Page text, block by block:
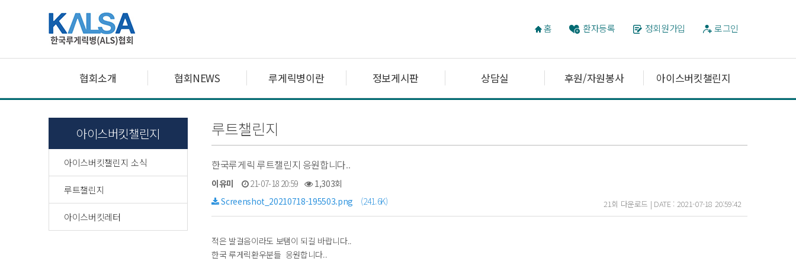
홈 환자등록 정회원가입 로그인
협회소개 협회NEWS 루게릭병이란 정보게시판 상담실 후원/자원봉사 아이스버킷챌린지
아이스버킷챌린지
아이스버킷챌린지 소식
루트챌린지
아이스버킷레터
루트챌린지
한국루게릭 루트챌린지 응원합니다..
이유미 21-07-18 20:59
1,303회
Screenshot_20210718-195503.png
(241.6K) 21회 다운로드 | DATE : 2021-07-18 20:59:42
적은 발걸음이라도 보탬이 되길 바랍니다..
한국 루게릭환우분들 응원합니다..